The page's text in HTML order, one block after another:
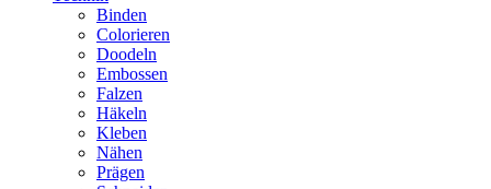
Binden
Colorieren
Doodeln
Embossen
Falzen
Häkeln
Kleben
Nähen
Prägen